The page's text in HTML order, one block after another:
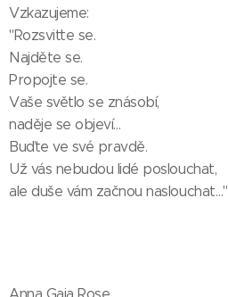
Vzkazujeme:
"Rozsviťte se.
Najděte se.
Propojte se.
Vaše světlo se znásobí,
naděje se objeví…
Buďte ve své pravdě.
Už vás nebudou lidé poslouchat,
ale duše vám začnou naslouchat…"